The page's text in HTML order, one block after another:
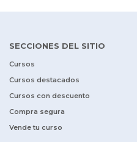
SECCIONES DEL SITIO
Cursos
Cursos destacados
Cursos con descuento
Compra segura
Vende tu curso